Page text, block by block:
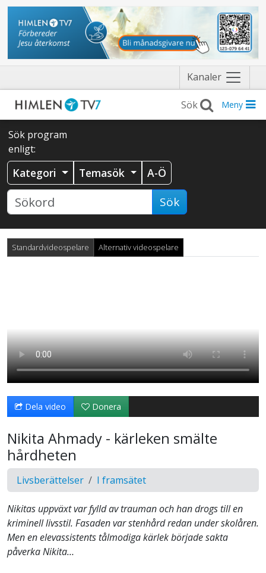
Kanaler Näytä
valikko
Meny
Sök program
enligt:
Kategori Temasök A-Ö
Sök
Standardvideospelare Alternativ videospelare
Dela video Donera
Nikita Ahmady - kärleken smälte
hårdheten
Livsberättelser I framsätet
Nikitas uppväxt var fylld av trauman och han drogs till en
kriminell livsstil. Fasaden var stenhård redan under skolåren.
Men en elevassistents tålmodiga kärlek började sakta
påverka Nikita…